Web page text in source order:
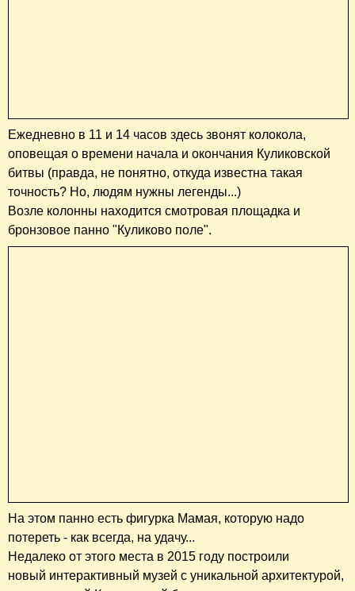
Ежедневно в 11 и 14 часов здесь звонят колокола,
оповещая о времени начала и окончания Куликовской
битвы (правда, не понятно, откуда известна такая
точность? Но, людям нужны легенды...)
Возле колонны находится смотровая площадка и
бронзовое панно "Куликово поле".
На этом панно есть фигурка Мамая, которую надо
потереть - как всегда, на удачу...
Недалеко от этого места в 2015 году построили
новый интерактивный музей с уникальной архитектурой,